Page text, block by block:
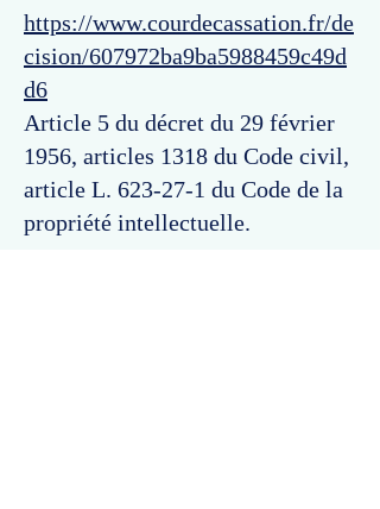
https://www.courdecassation.fr/de
cision/607972ba9ba5988459c49d
d6
Article 5 du décret du 29 février
1956, articles 1318 du Code civil,
article L. 623-27-1 du Code de la
propriété intellectuelle.